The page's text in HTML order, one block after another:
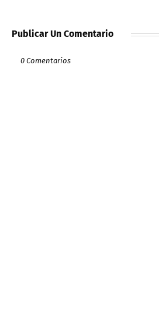
Publicar Un Comentario
0 Comentarios